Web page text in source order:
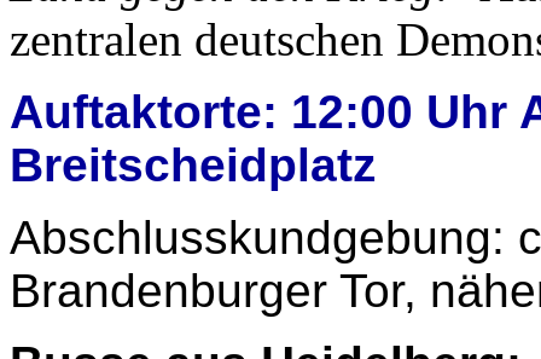
zentralen deutschen
Auftaktorte: 12:00 Uhr
Breitscheidplatz
Abschlusskundgebung:
Brandenburger Tor,